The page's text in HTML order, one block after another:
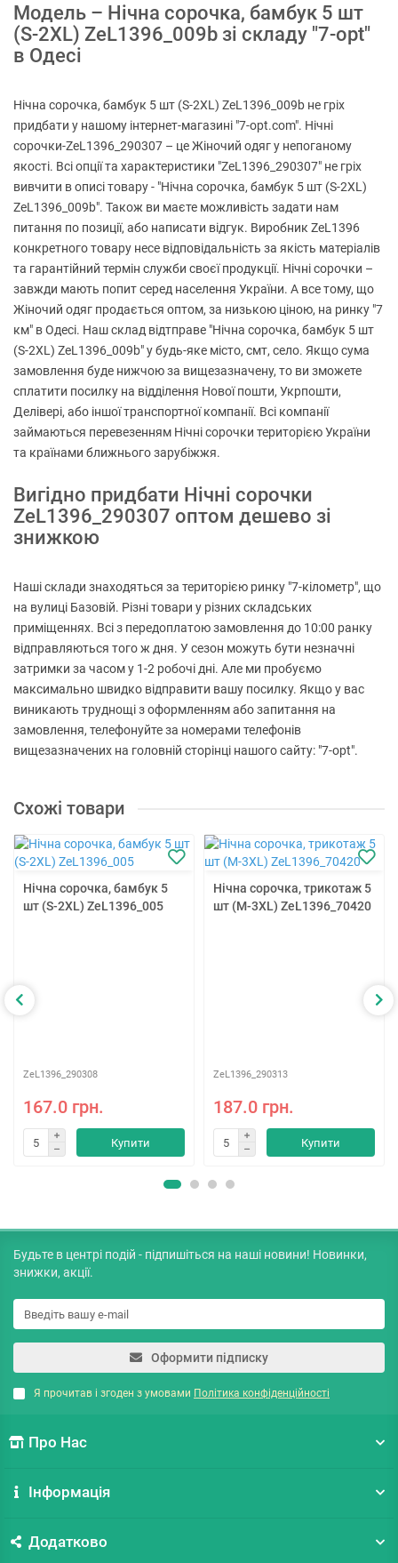
Модель – Нічна сорочка, бамбук 5 шт
(S-2XL) ZeL1396_009b зі складу "7-opt"
в Одесі
Нічна сорочка, бамбук 5 шт (S-2XL) ZeL1396_009b не гріх
придбати у нашому інтернет-магазині "7-opt.com". Нічні
сорочки-ZeL1396_290307 – це Жіночий одяг у непоганому
якості. Всі опції та характеристики "ZeL1396_290307" не гріх
вивчити в описі товару - "Нічна сорочка, бамбук 5 шт (S-2XL)
ZeL1396_009b". Також ви маєте можливість задати нам
питання по позиції, або написати відгук. Виробник ZeL1396
конкретного товару несе відповідальність за якість матеріалів
та гарантійний термін служби своєї продукції. Нічні сорочки –
завжди мають попит серед населення України. А все тому, що
Жіночий одяг продається оптом, за низькою ціною, на ринку "7
км" в Одесі. Наш склад відтправе "Нічна сорочка, бамбук 5 шт
(S-2XL) ZeL1396_009b" у будь-яке місто, смт, село. Якщо сума
замовлення буде нижчою за вищезазначену, то ви зможете
сплатити посилку на відділення Нової пошти, Укрпошти,
Делівері, або іншої транспортної компанії. Всі компанії
займаються перевезенням Нічні сорочки територією України
та країнами ближнього зарубіжжя.
Вигідно придбати Нічні сорочки
ZeL1396_290307 оптом дешево зі
знижкою
Наші склади знаходяться за територією ринку "7-кілометр", що
на вулиці Базовій. Різні товари у різних складських
приміщеннях. Всі з передоплатою замовлення до 10:00 ранку
відправляються того ж дня. У сезон можуть бути незначні
затримки за часом у 1-2 робочі дні. Але ми пробуємо
максимально швидко відправити вашу посилку. Якщо у вас
виникають труднощі з оформленням або запитання на
замовлення, телефонуйте за номерами телефонів
вищезазначених на головній сторінці нашого сайту: "7-opt".
Схожі товари
Нічна сорочка, бамбук 5
шт (S-2XL) ZeL1396_005
ZeL1396_290308
167.0 грн.
Купити
Нічна сорочка, трикотаж 5
шт (M-3XL) ZeL1396_70420
ZeL1396_290313
187.0 грн.
Купити
Будьте в центрі подій - підпишіться на наші новини! Новинки,
знижки, акції.
Оформити підписку
Я прочитав і згоден з умовами Політика конфіденційності
Про Нас
Інформація
Додатково